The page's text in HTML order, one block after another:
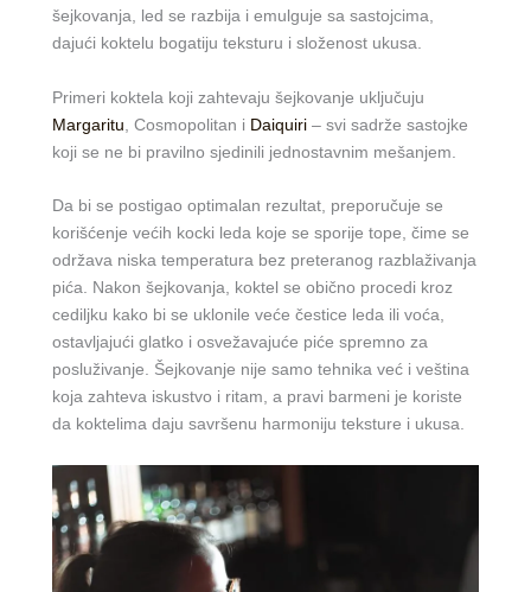
šejkovanja, led se razbija i emulguje sa sastojcima,
dajući koktelu bogatiju teksturu i složenost ukusa.
Primeri koktela koji zahtevaju šejkovanje uključuju
Margaritu , Cosmopolitan i Daiquiri – svi sadrže sastojke
koji se ne bi pravilno sjedinili jednostavnim mešanjem.
Da bi se postigao optimalan rezultat, preporučuje se
korišćenje većih kocki leda koje se sporije tope, čime se
održava niska temperatura bez preteranog razblaživanja
pića. Nakon šejkovanja, koktel se obično procedi kroz
cediljku kako bi se uklonile veće čestice leda ili voća,
ostavljajući glatko i osvežavajuće piće spremno za
posluživanje. Šejkovanje nije samo tehnika već i veština
koja zahteva iskustvo i ritam, a pravi barmeni je koriste
da koktelima daju savršenu harmoniju teksture i ukusa.